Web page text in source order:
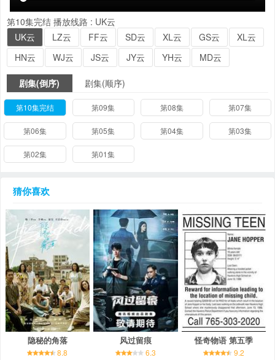
第10集完结 播放线路 : UK云
UK云
LZ云 FF云 SD云 XL云 GS云
XL云
HN云
WJ云 JS云 JY云 YH云 MD云
剧集(倒序) 剧集(顺序)
第10集完结 第09集 第08集 第07集
第06集 第05集 第04集 第03集
第02集 第01集
猜你喜欢
隐秘的角落
8.8
风过留痕
6.3
怪奇物语 第五季
9.2